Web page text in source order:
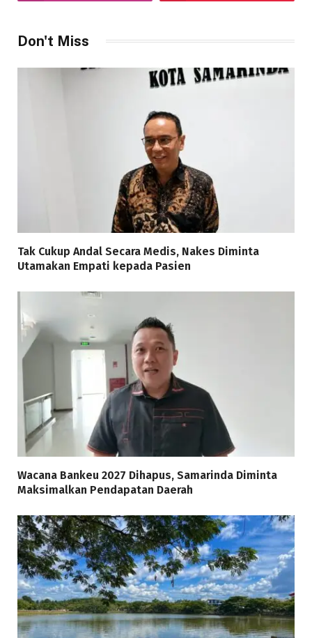
Don't Miss
Tak Cukup Andal Secara Medis, Nakes Diminta
Utamakan Empati kepada Pasien
Wacana Bankeu 2027 Dihapus, Samarinda Diminta
Maksimalkan Pendapatan Daerah